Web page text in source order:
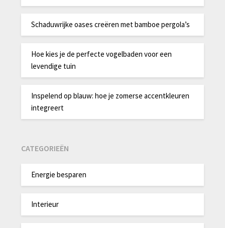
Schaduwrijke oases creëren met bamboe pergola’s
Hoe kies je de perfecte vogelbaden voor een
levendige tuin
Inspelend op blauw: hoe je zomerse accentkleuren
integreert
CATEGORIEËN
Energie besparen
Interieur